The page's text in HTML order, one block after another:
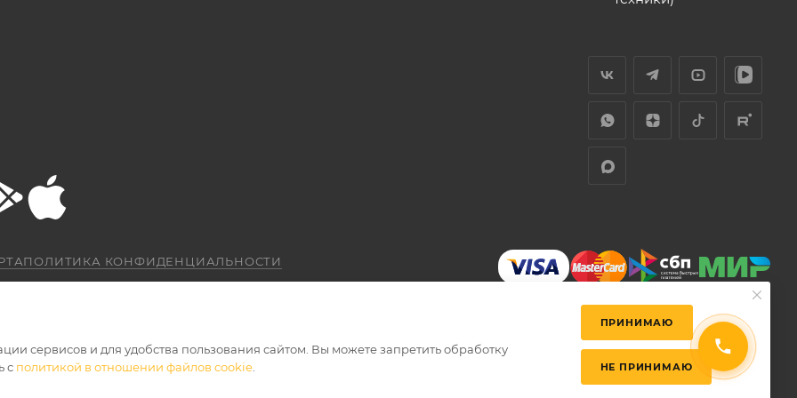
ПОЛИТИКА КОНФИДЕНЦИАЛЬНОСТИ
сервисов и для удобства пользования сайтом. Вы можете запретить обработку
с политикой в отношении файлов cookie
ПРИНИМАЮ
НЕ ПРИНИМАЮ